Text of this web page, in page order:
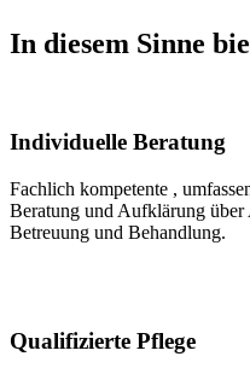
In diesem Sinne
Individuelle Beratung
Fachlich kompetente ,
Beratung und Aufklärung über
Betreuung und Behandlung.
Qualifizierte Pflege